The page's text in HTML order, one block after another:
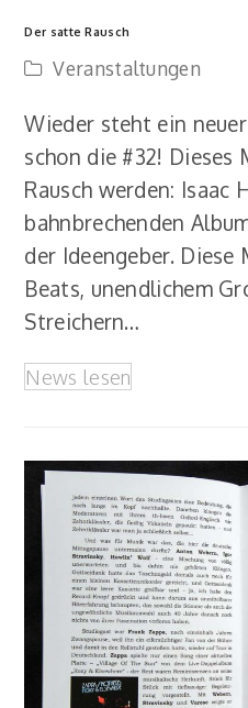
Der satte Rausch
Veranstaltungen
Wieder steht ein
schon die #32!
Rausch werden: Isaac
bahnbrechenden
der Ideengeber. Diese
Beats, unendlichem
Streichern…
News lesen